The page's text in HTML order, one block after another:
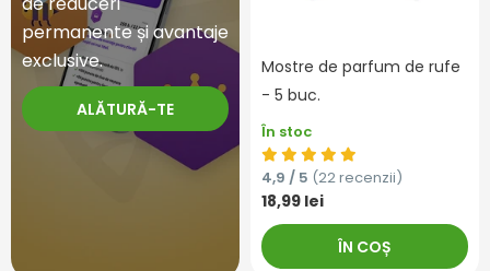
permanente și avantaje
exclusive.
ALĂTURĂ-TE
Mostre de parfum de rufe
- 5 buc.
În stoc
4,9 / 5 (22 recenzii)
18,99 lei
ÎN COȘ